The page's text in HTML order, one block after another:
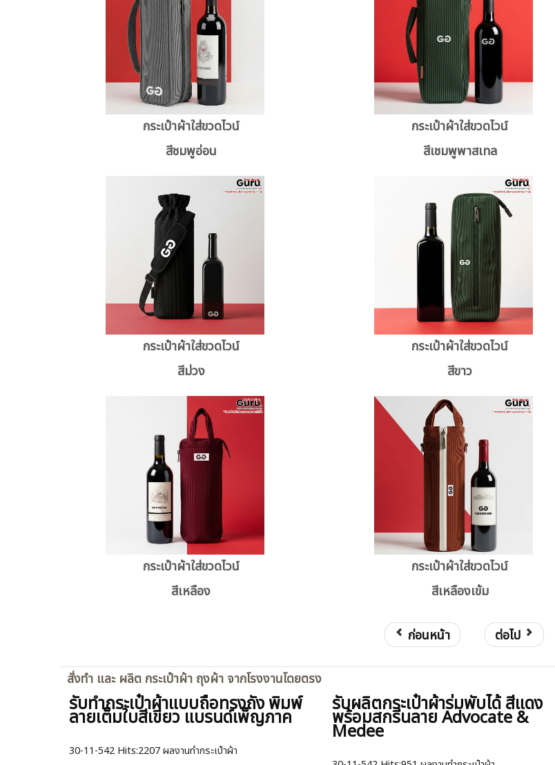
กระเป๋าผ้าใส่ขวดไวน์
สีชมพูอ่อน
กระเป๋าผ้าใส่ขวดไวน์
สีเชมพูพาสเทล
กระเป๋าผ้าใส่ขวดไวน์
สีม่วง
กระเป๋าผ้าใส่ขวดไวน์
สีขาว
กระเป๋าผ้าใส่ขวดไวน์
สีเหลือง
กระเป๋าผ้าใส่ขวดไวน์
สีเหลืองเข้ม
ก่อนหน้า ต่อไป
สั่งทำ และ ผลิต กระเป๋าผ้า ถุงผ้า จากโรงงานโดยตรง
รับทำกระเป๋าผ้าแบบถือทรงถัง พิมพ์
ลายเต็มใบสีเขียว แบรนด์เพ็ญภาค
30-11-542 Hits:2207 ผลงานทำกระเป๋าผ้า
รับผลิตกระเป๋าผ้าร่มพับได้ สีแดง
พร้อมสกรีนลาย Advocate &
Medee